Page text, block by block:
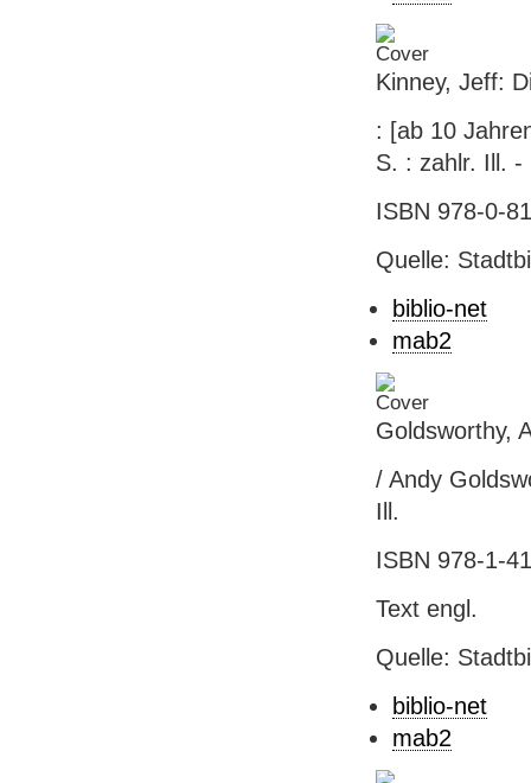
Kinney, Jeff:
: [ab 10
S. : zahlr. Ill. -
ISBN 978-0-
Quelle:
biblio-net
mab2
Goldsworthy,
/ Andy
Ill.
ISBN 978-1-
Text engl.
Quelle:
biblio-net
mab2